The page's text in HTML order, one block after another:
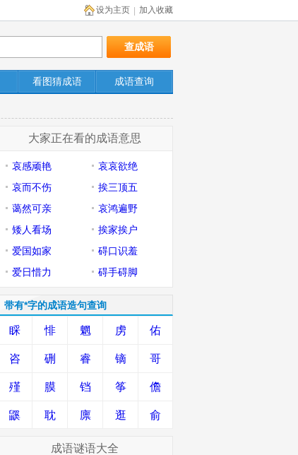
加入收藏
设为主页
看图猜成语 成语查询
大家正在看的成语意思
哀感顽艳
哀哀欲绝
哀而不伤
挨三顶五
蔼然可亲
哀鸿遍野
矮人看场
挨家挨户
爱国如家
碍口识羞
爱日惜力
碍手碍脚
带有*字的成语造句查询
睬 悱 魍 虏 佑
咨 硎 睿 镝 哥
殣 膜 铛 筝 儋
鼷 耽 廪 逛 俞
成语谜语大全